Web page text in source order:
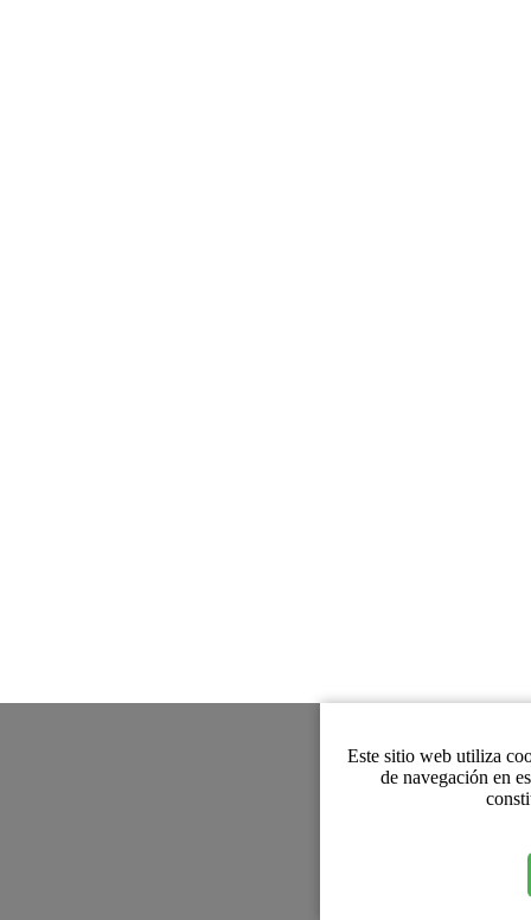
Este sitio web utiliza
de navegación en